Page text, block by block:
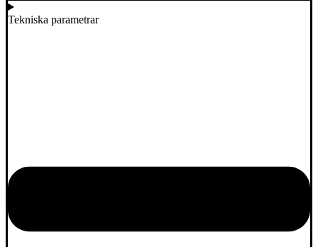
Tekniska parametrar